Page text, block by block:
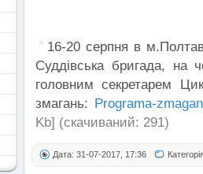
16-20 серпня в
Суддівська бригада,
головним секретарем
змагань: Programa-
Kb] (cкачиваний: 291)
Дата: 31-07-2017, 17:36